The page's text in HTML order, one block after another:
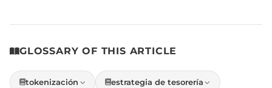
GLOSSARY OF THIS ARTICLE
tokenización estrategia de tesorería